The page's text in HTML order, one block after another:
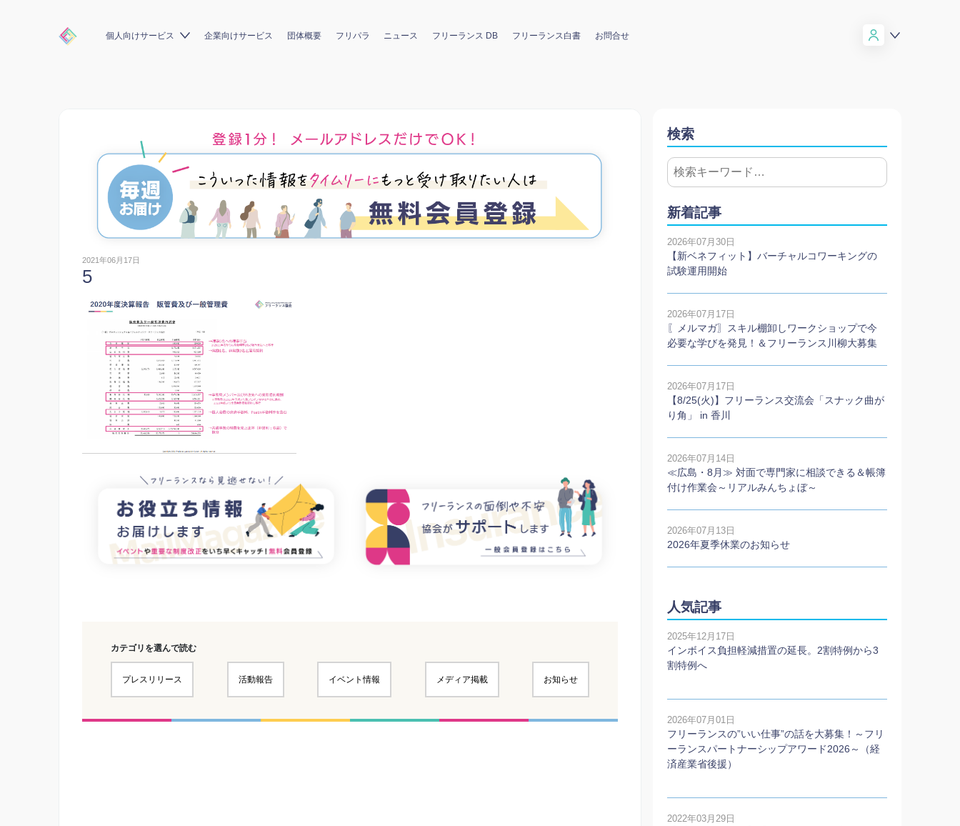
個人向けサービス 企業向けサービス 団体概要 フリパラ ニュース フリーランス DB フリーランス白書 お問合せ
2021年06月17日
5
カテゴリを選んで読む
プレスリリース 活動報告 イベント情報 メディア掲載 お知らせ
検索
新着記事
2026年07月30日
【新ベネフィット】バーチャルコワーキングの
試験運用開始
2026年07月17日
〖メルマガ〗スキル棚卸しワークショップで今
必要な学びを発見！＆フリーランス川柳大募集
2026年07月17日
【8/25(火)】フリーランス交流会「スナック曲が
り角」 in 香川
2026年07月14日
≪広島・8月≫ 対面で専門家に相談できる＆帳簿
付け作業会～リアルみんちょぼ～
2026年07月13日
2026年夏季休業のお知らせ
人気記事
2025年12月17日
インボイス負担軽減措置の延長。2割特例から3
割特例へ
2026年07月01日
フリーランスの”いい仕事”の話を大募集！～フリ
ーランスパートナーシップアワード2026～（経
済産業省後援）
2022年03月29日